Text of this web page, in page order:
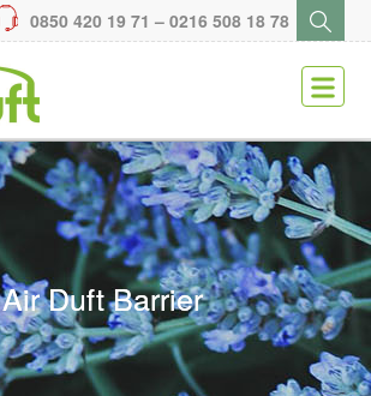
0850 420 19 71 – 0216 508 18 78
Air Duft Barrier